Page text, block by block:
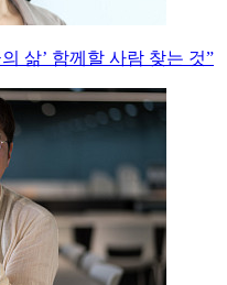
삶’ 함께할 사람 찾는 것”